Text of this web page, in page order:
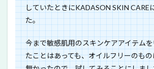
していたときにKADASON SKIN CARE
た。
今まで敏感肌用のスキンケアアイテム
たことはあっても、オイルフリーのも